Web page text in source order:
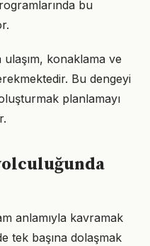
bu
konaklama ve
Bu dengeyi
planlamayı
anlamıyla kavramak
tek başına dolaşmak